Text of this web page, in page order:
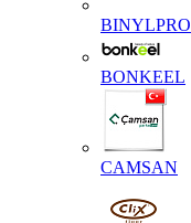
BINYLPRO
BONKEEL
CAMSAN